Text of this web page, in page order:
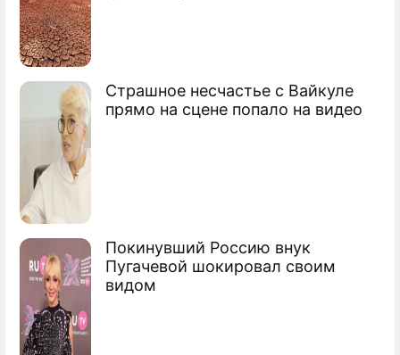
Страшное несчастье с Вайкуле
прямо на сцене попало на видео
Покинувший Россию внук
Пугачевой шокировал своим
видом